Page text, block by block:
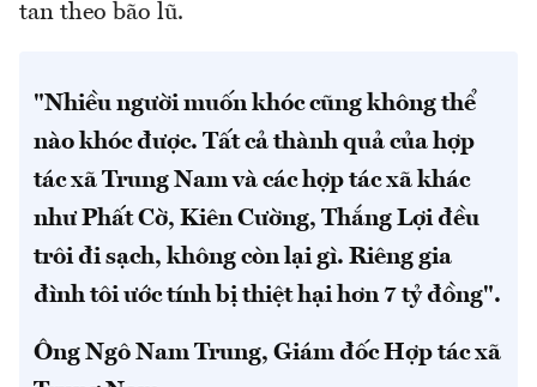
tan theo bão lũ.
"Nhiều người muốn khóc cũng không thể
nào khóc được. Tất cả thành quả của hợp
tác xã Trung Nam và các hợp tác xã khác
như Phất Cờ, Kiên Cường, Thắng Lợi đều
trôi đi sạch, không còn lại gì. Riêng gia
đình tôi ước tính bị thiệt hại hơn 7 tỷ đồng".
Ông Ngô Nam Trung, Giám đốc Hợp tác xã